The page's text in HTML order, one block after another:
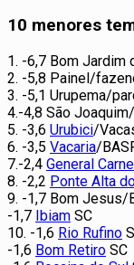
10 menores
1. -6,7 Bom Jardim
2. -5,8 Painel/
3. -5,1 Urupema/
4.-4,8 São
5. -3,6 Urubici/
6. -3,5 Vacaria/
7.-2,4 General
8. -2,2 Ponte Alta
9. -1,7 Bom Jesus/
-1,7 Ibiam SC
10. -1,6 Rio Rufino
-1,6 Bom Retiro SC